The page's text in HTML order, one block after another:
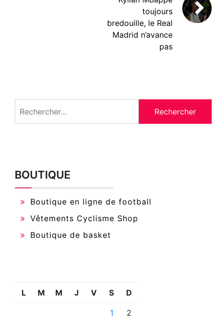
toujours
bredouille, le Real
Madrid n’avance
pas
BOUTIQUE
Boutique en ligne de football
Vêtements Cyclisme Shop
Boutique de basket
L M M J V S D
1 2